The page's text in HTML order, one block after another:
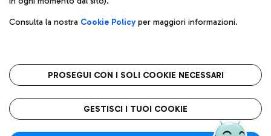
telefono +39 06 65951
Privacy policy
Note legali
L'aeroporto stellato
QUALITÀ SOSTENIBILITÀ INNOVAZIONE
Consulta la nostra Cookie Policyper maggiori informazioni.
PROSEGUI CON I SOLI COOKIE NECESSARI
GESTISCI I TUOI COOKIE